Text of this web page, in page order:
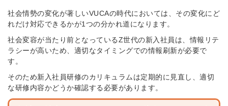
社会情勢の変化が著しいVUCAの時代においては、その変化にど
れだけ対応できるかが1つの分かれ道になります。
社会変容が当たり前となっているZ世代の新入社員は、情報リテ
ラシーが高いため、適切なタイミングでの情報刷新が必要で
す。
そのため新入社員研修のカリキュラムは定期的に見直し、適切
な研修内容かどうか確認する必要があります。